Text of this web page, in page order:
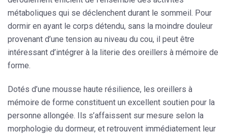
métaboliques qui se déclenchent durant le sommeil. Pour
dormir en ayant le corps détendu, sans la moindre douleur
provenant d’une tension au niveau du cou, il peut être
intéressant d’intégrer à la literie des oreillers à mémoire de
forme.
Dotés d’une mousse haute résilience, les oreillers à
mémoire de forme constituent un excellent soutien pour la
personne allongée. Ils s’affaissent sur mesure selon la
morphologie du dormeur, et retrouvent immédiatement leur